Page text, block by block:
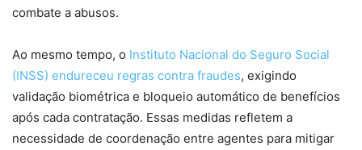
combate a abusos.
Ao mesmo tempo, o Instituto Nacional do Seguro Social
(INSS) endureceu regras contra fraudes, exigindo
validação biométrica e bloqueio automático de benefícios
após cada contratação. Essas medidas refletem a
necessidade de coordenação entre agentes para mitigar